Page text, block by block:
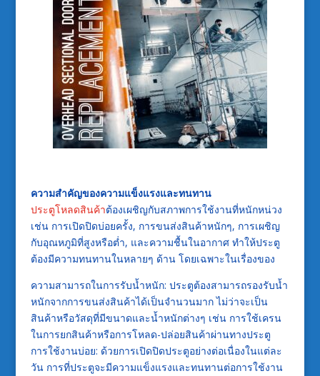
ความสำคัญของความแข็งแรงและทนทาน
ประตูโหลดสินค้าต้องเผชิญกับสภาพการใช้งานที่หนักหน่วง
เช่น การเปิดปิดบ่อยครั้ง, การขนส่งสินค้าหนักๆ, การเผชิญ
กับอุณหภูมิที่สูงหรือต่ำ, และความชื้นในอากาศ ทำให้ประตู
ต้องมีความทนทานในหลายๆ ด้าน โดยเฉพาะในเรื่องของ
ความสามารถในการรับน้ำหนัก: ประตูต้องสามารถรองรับน้ำ
หนักจากการขนส่งสินค้าได้เป็นจำนวนมาก ไม่ว่าจะเป็น
สินค้าหรือวัสดุที่มีขนาดและน้ำหนักต่างๆ เช่น การใช้เครน
ในการยกสินค้าหรือการโหลด-ปล่อยสินค้าผ่านทางประตู
การใช้งานบ่อย: ด้วยการเปิดปิดประตูอย่างต่อเนื่องในแต่ละ
วัน การที่ประตูจะมีความแข็งแรงและทนทานต่อการใช้งาน